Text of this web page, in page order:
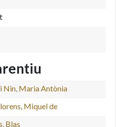
Nin, Maria Antònia
Miquel de
Blas